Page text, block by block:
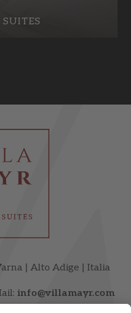
| Alto Adige | Italia
info@villamayr.com